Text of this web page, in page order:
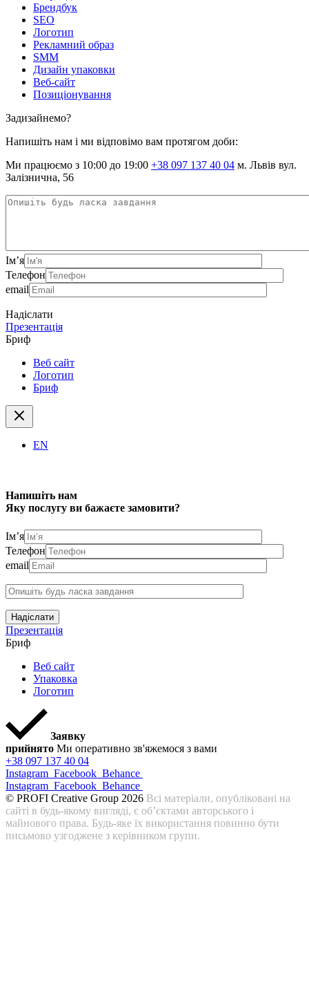
Брендбук
SEO
Логотип
Рекламний образ
SMM
Дизайн упаковки
Веб-сайт
Позиціонування
Задизайнемо?
Напишіть нам і ми відповімо вам протягом доби:
Ми працюємо з 10:00 до 19:00 +38 097 137 40 04 м. Львів вул.
Залізнична, 56
Ім’я
Телефон
email
Надіслати
Презентація
Бриф
Веб сайт
Логотип
Бриф
EN
Напишіть нам
Яку послугу ви бажаєте замовити?
Ім’я
Телефон
email
Надіслати
Презентація
Бриф
Веб сайт
Упаковка
Логотип
Заявку
прийнято Ми оперативно зв'яжемося з вами
+38 097 137 40 04
Instagram Facebook Behance
Instagram Facebook Behance
© PROFI Creative Group 2026 Всі матеріали, опубліковані на
сайті в будь-якому вигляді, є об’єктами авторського і
майнового права. Будь-яке їх використання повинно бути
письмово узгоджене з керівником групи.